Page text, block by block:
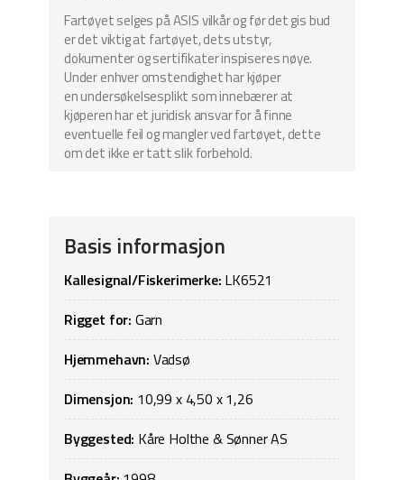
Fartøyet selges på ASIS vilkår og før det gis bud
er det viktig at fartøyet, dets utstyr,
dokumenter og sertifikater inspiseres nøye.
Under enhver omstendighet har kjøper
en undersøkelsesplikt som innebærer at
kjøperen har et juridisk ansvar for å finne
eventuelle feil og mangler ved fartøyet, dette
om det ikke er tatt slik forbehold.
Basis informasjon
Kallesignal/Fiskerimerke: LK6521
Rigget for: Garn
Hjemmehavn: Vadsø
Dimensjon: 10,99 x 4,50 x 1,26
Byggested: Kåre Holthe & Sønner AS